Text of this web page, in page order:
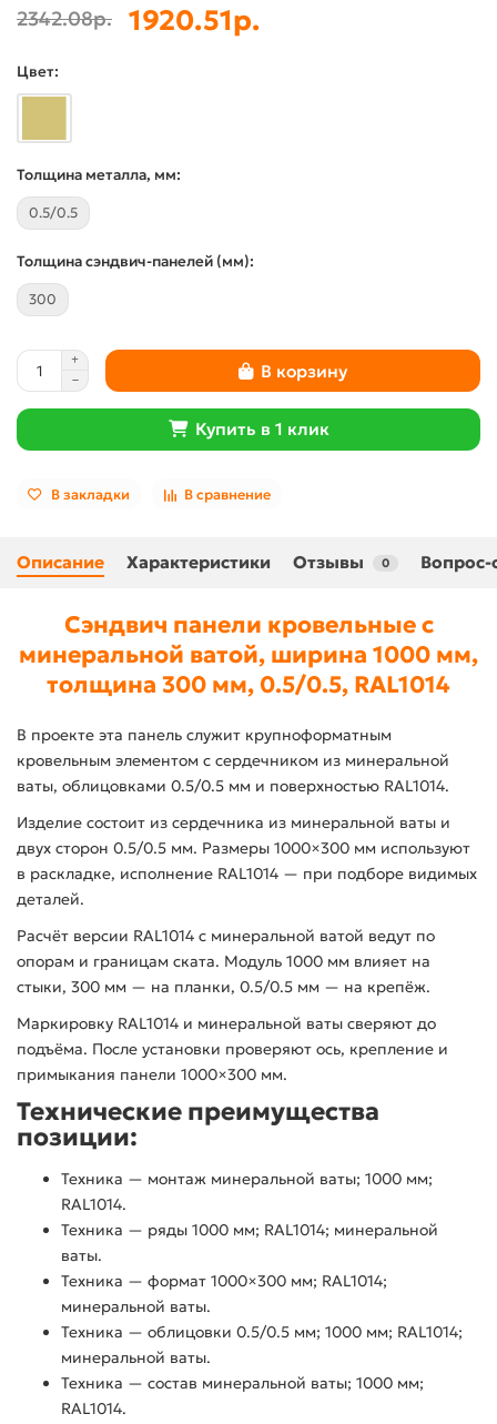
2342.08р. 1920.51р.
Цвет:
Толщина металла, мм:
0.5/0.5
Толщина сэндвич-панелей (мм):
300
В корзину
Купить в 1 клик
В закладки В сравнение
Описание Характеристики Отзывы 0 Вопрос-
Сэндвич панели кровельные с
минеральной ватой, ширина 1000 мм,
толщина 300 мм, 0.5/0.5, RAL1014
В проекте эта панель служит крупноформатным
кровельным элементом с сердечником из минеральной
ваты, облицовками 0.5/0.5 мм и поверхностью RAL1014.
Изделие состоит из сердечника из минеральной ваты и
двух сторон 0.5/0.5 мм. Размеры 1000×300 мм используют
в раскладке, исполнение RAL1014 — при подборе видимых
деталей.
Расчёт версии RAL1014 с минеральной ватой ведут по
опорам и границам ската. Модуль 1000 мм влияет на
стыки, 300 мм — на планки, 0.5/0.5 мм — на крепёж.
Маркировку RAL1014 и минеральной ваты сверяют до
подъёма. После установки проверяют ось, крепление и
примыкания панели 1000×300 мм.
Технические преимущества
позиции:
Техника — монтаж минеральной ваты; 1000 мм;
RAL1014.
Техника — ряды 1000 мм; RAL1014; минеральной
ваты.
Техника — формат 1000×300 мм; RAL1014;
минеральной ваты.
Техника — облицовки 0.5/0.5 мм; 1000 мм; RAL1014;
минеральной ваты.
Техника — состав минеральной ваты; 1000 мм;
RAL1014.